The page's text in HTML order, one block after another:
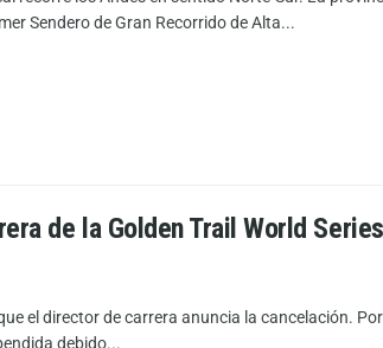
Sendero de Gran Recorrido de Alta...
de la Golden Trail World Series
el director de carrera anuncia la cancelación.
debido...